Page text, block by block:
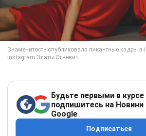
Будьте первыми в курсе
подпишитесь на Новини
Google
Подписаться